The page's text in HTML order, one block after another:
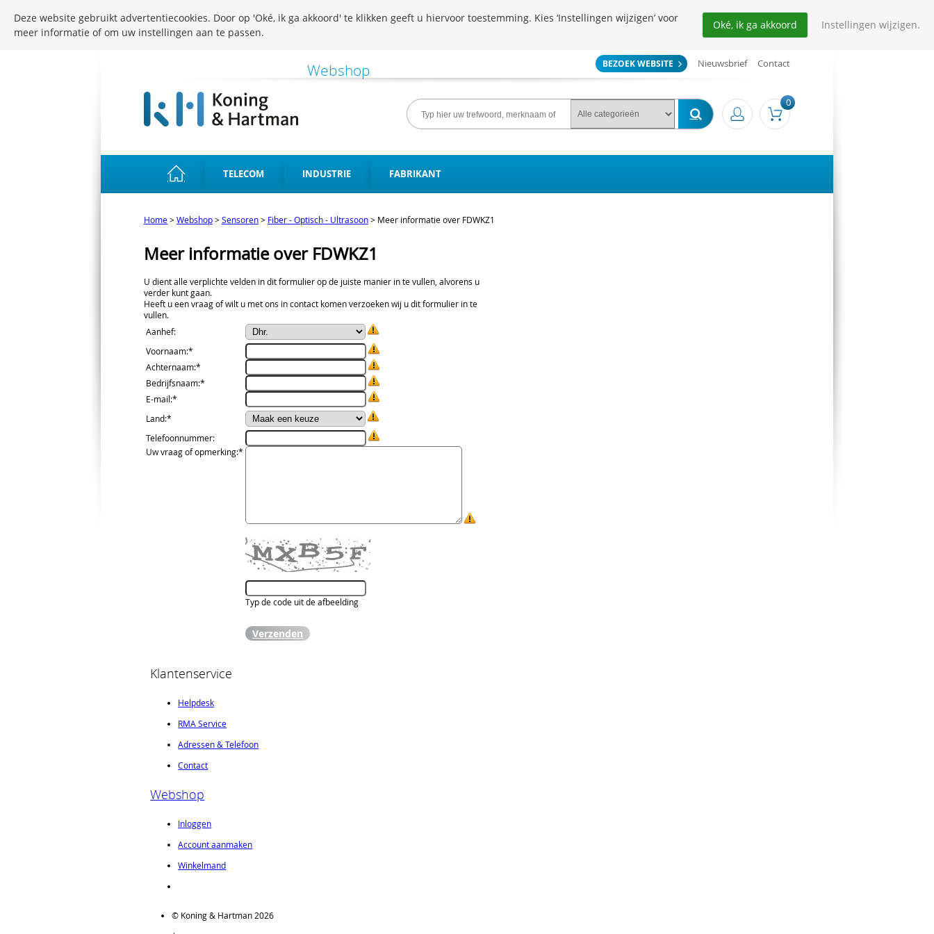
BEZOEK WEBSITE Nieuwsbrief Contact
0
TELECOM INDUSTRIE FABRIKANT
Home>Webshop>Sensoren> Fiber - Optisch - Ultrasoon> Meer informatie over FDWKZ1
Meer informatie over FDWKZ1
U dient alle verplichte velden in dit formulier op de juiste manier in te vullen, alvorens u
verder kunt gaan.
Heeft u een vraag of wilt u met ons in contact komen verzoeken wij u dit formulier in te
vullen.
Aanhef:
Voornaam:*
Achternaam:*
Bedrijfsnaam:*
E-mail:*
Land:*
Telefoonnummer:
Uw vraag of opmerking:*
Typ de code uit de afbeelding
Verzenden
Klantenservice
Helpdesk
RMA Service
Adressen & Telefoon
Contact
Webshop
Inloggen
Account aanmaken
Winkelmand
© Koning & Hartman 2026
Deze website gebruikt advertentiecookies. Door op 'Oké, ik ga akkoord' te klikken geeft u hiervoor toestemming. Kies ‘Instellingen wijzigen’ voor
meer informatie of om uw instellingen aan te passen.
Oké, ik ga akkoord Instellingen wijzigen.